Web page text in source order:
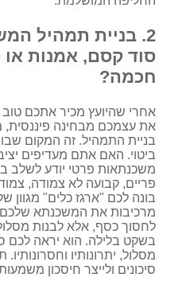
2. בניית תמהיל
סוד קסם, אמנות
חכמה?
אחרי שהיועץ מכיר אתכם
את עצמכם מבחינה פיננסית,
בניית התמהיל. זה המקום שבו
ביטוי. האם אתם מעדיפים
משכנתאות פרטי יודע לשלב
פריים, קבועה לא צמודה,
בונה לכם "ארגז כלים" מגוון
מרכיבות את המשכנתא שלכם.
לחסוך כסף, אלא לבנות
בשקט בלילה. הוא יראה לכם
מסלול, יתרונותיו
סיכונים ולייצר חיסכון